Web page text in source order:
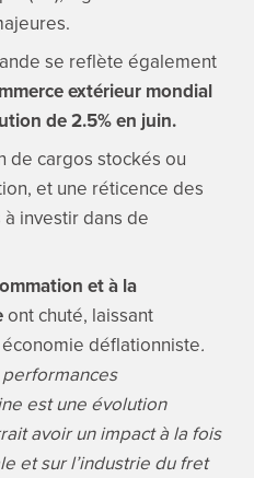
se reflète également
extérieur mondial
de 2.5% en juin.
de cargos stockés ou
et une réticence des
investir dans de
et à la
ont chuté, laissant
déflationniste.
performances
est une évolution
avoir un impact à la fois
et sur l’industrie du fret